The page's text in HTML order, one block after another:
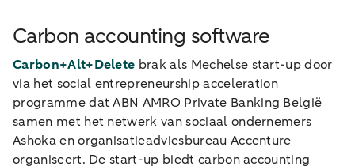
Carbon accounting software
Carbon+Alt+Delete brak als Mechelse start-up door
via het social entrepreneurship acceleration
programme dat ABN AMRO Private Banking België
samen met het netwerk van sociaal ondernemers
Ashoka en organisatieadviesbureau Accenture
organiseert. De start-up biedt carbon accounting